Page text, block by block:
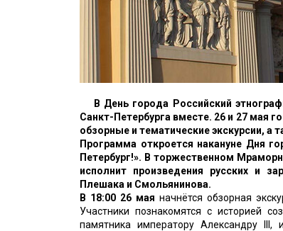
В День города Российский
Санкт-Петербурга вместе. 26 и 27 мая
обзорные и тематические экскурсии, а
Программа откроется накануне Дня
Петербург!». В торжественном
исполнит произведения русских и
Плешака и Смольянинова.
В 18:00 26 мая начнётся обзорная
Участники познакомятся с историей
памятника императору Александру